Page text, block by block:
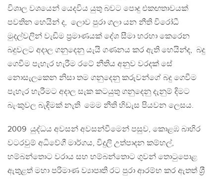
විශාල වශයෙන් යෙදවිය යුතු බවට පොදු එකඟතාවයක්
පවතින හෙයින් ද, ලොව පුරා ගලා යන නීති විරෝධී
මුදල්වලින් වැඩිම ප‍්‍රමාණයක් දේශ සීමා හරහා කෙරෙන
බදුවලට අදාල ගනුදෙනු යැයි ගණනය කර ඇති හෙයින්ද, බදු
ගෙවීම පැහැර හැරීම රටේ නීතිය අනුව වරදක් සේ
නොසැලකෙන නිසා තම ගනුදෙනු කරුවන්ගේ බදු ගෙවීම
පැහැර හැරීමට අදාල සැක කටයුතු ගනුදෙනු දැනුම් දිමට
බැංකුවල බැඳිමක් නැති මෙම නීති හිඩැස පියවන ලෙසය.
2009 යුද්ධය අවසන් අවසන්වීමෙන් පසුව, කොළඹ බාහිර
වටරවුම් අධිවේගී මාර්ගය, විදුලි උත්පාදන කම්හල්,
හම්බන්තොට වරාය සහ හම්බන්තොට ගුවන් තොටුපොළ
ඇතුළත් මහා පරිමාණ ව්‍යාපෘති රට පුරා ආරම්භ කර ඇතත් ශ‍්‍රී